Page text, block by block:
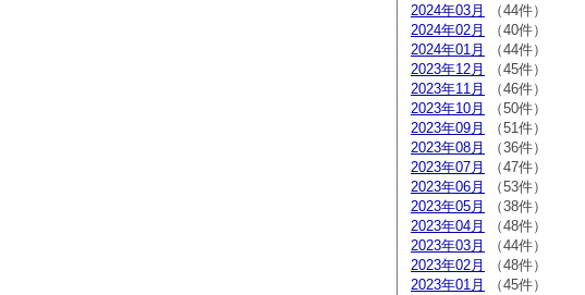
2024年03月
（44件）
2024年02月
（40件）
2024年01月
（44件）
2023年12月
（45件）
2023年11月
（46件）
2023年10月
（50件）
2023年09月
（51件）
2023年08月
（36件）
2023年07月
（47件）
2023年06月
（53件）
2023年05月
（38件）
2023年04月
（48件）
2023年03月
（44件）
2023年02月
（48件）
2023年01月
（45件）